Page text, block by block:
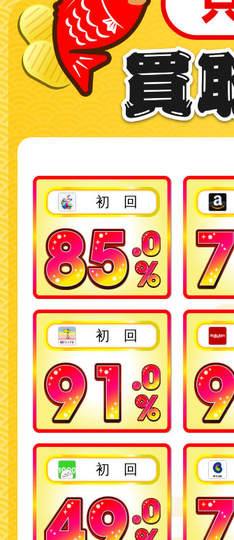
2回目以降
初 回
2回目以降
初 回
2回目以降
初 回